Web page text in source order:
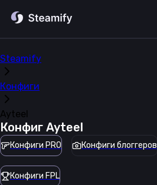
Steamify
Конфиги
Ayteel
Конфиг Ayteel
Конфиги PRO Конфиги блоггеров
Конфиги FPL